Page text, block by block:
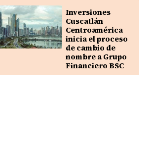
Inversiones
Cuscatlán
Centroamérica
inicia el proceso
de cambio de
nombre a Grupo
Financiero BSC